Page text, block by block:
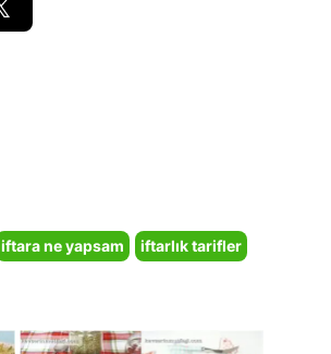
iftara ne yapsam iftarlık tarifler